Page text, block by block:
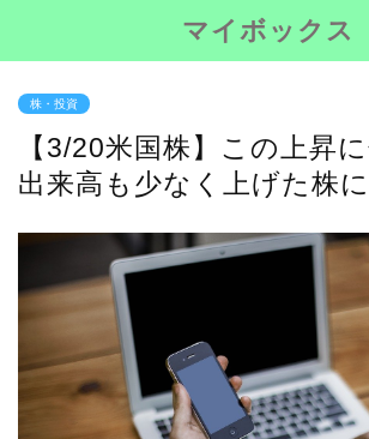
マイボックス
株・投資
【3/20米国株】この上昇
出来高も少なく上げた株